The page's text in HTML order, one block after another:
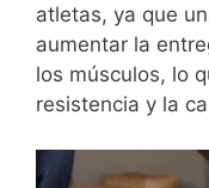
atletas, ya que
aumentar la
los músculos, lo
resistencia y la